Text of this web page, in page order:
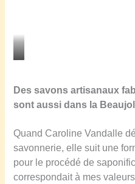
N
d
é
a
B
e
r
Des savons artisanaux
sont aussi dans la
Quand Caroline Vandalle
savonnerie, elle suit une
pour le procédé de
correspondait à mes